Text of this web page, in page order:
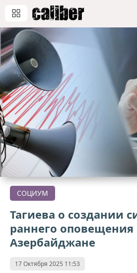
СОЦИУМ
Тагиева о создании
раннего оповещения
Азербайджане
17 Октября 2025 11:53